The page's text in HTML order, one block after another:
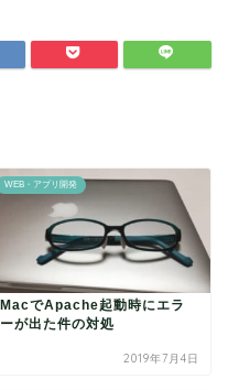
WEB・アプリ開発
MacでApache起動時にエラ
ーが出た件の対処
2019年7月4日